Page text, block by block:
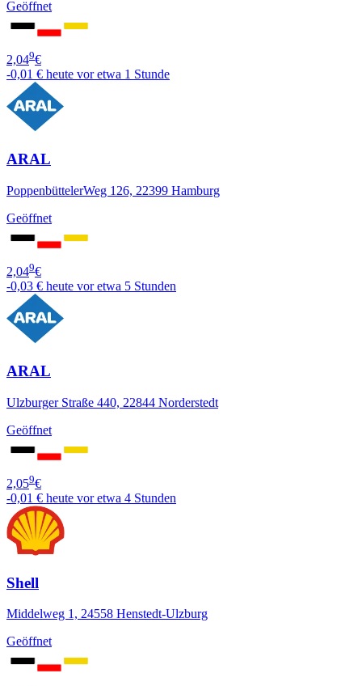
Geöffnet
2,049€
-0,01 € heute vor etwa 1 Stunde
ARAL
PoppenbüttelerWeg 126, 22399 Hamburg
Geöffnet
2,049€
-0,03 € heute vor etwa 5 Stunden
ARAL
Ulzburger Straße 440, 22844 Norderstedt
Geöffnet
2,059€
-0,01 € heute vor etwa 4 Stunden
Shell
Middelweg 1, 24558 Henstedt-Ulzburg
Geöffnet